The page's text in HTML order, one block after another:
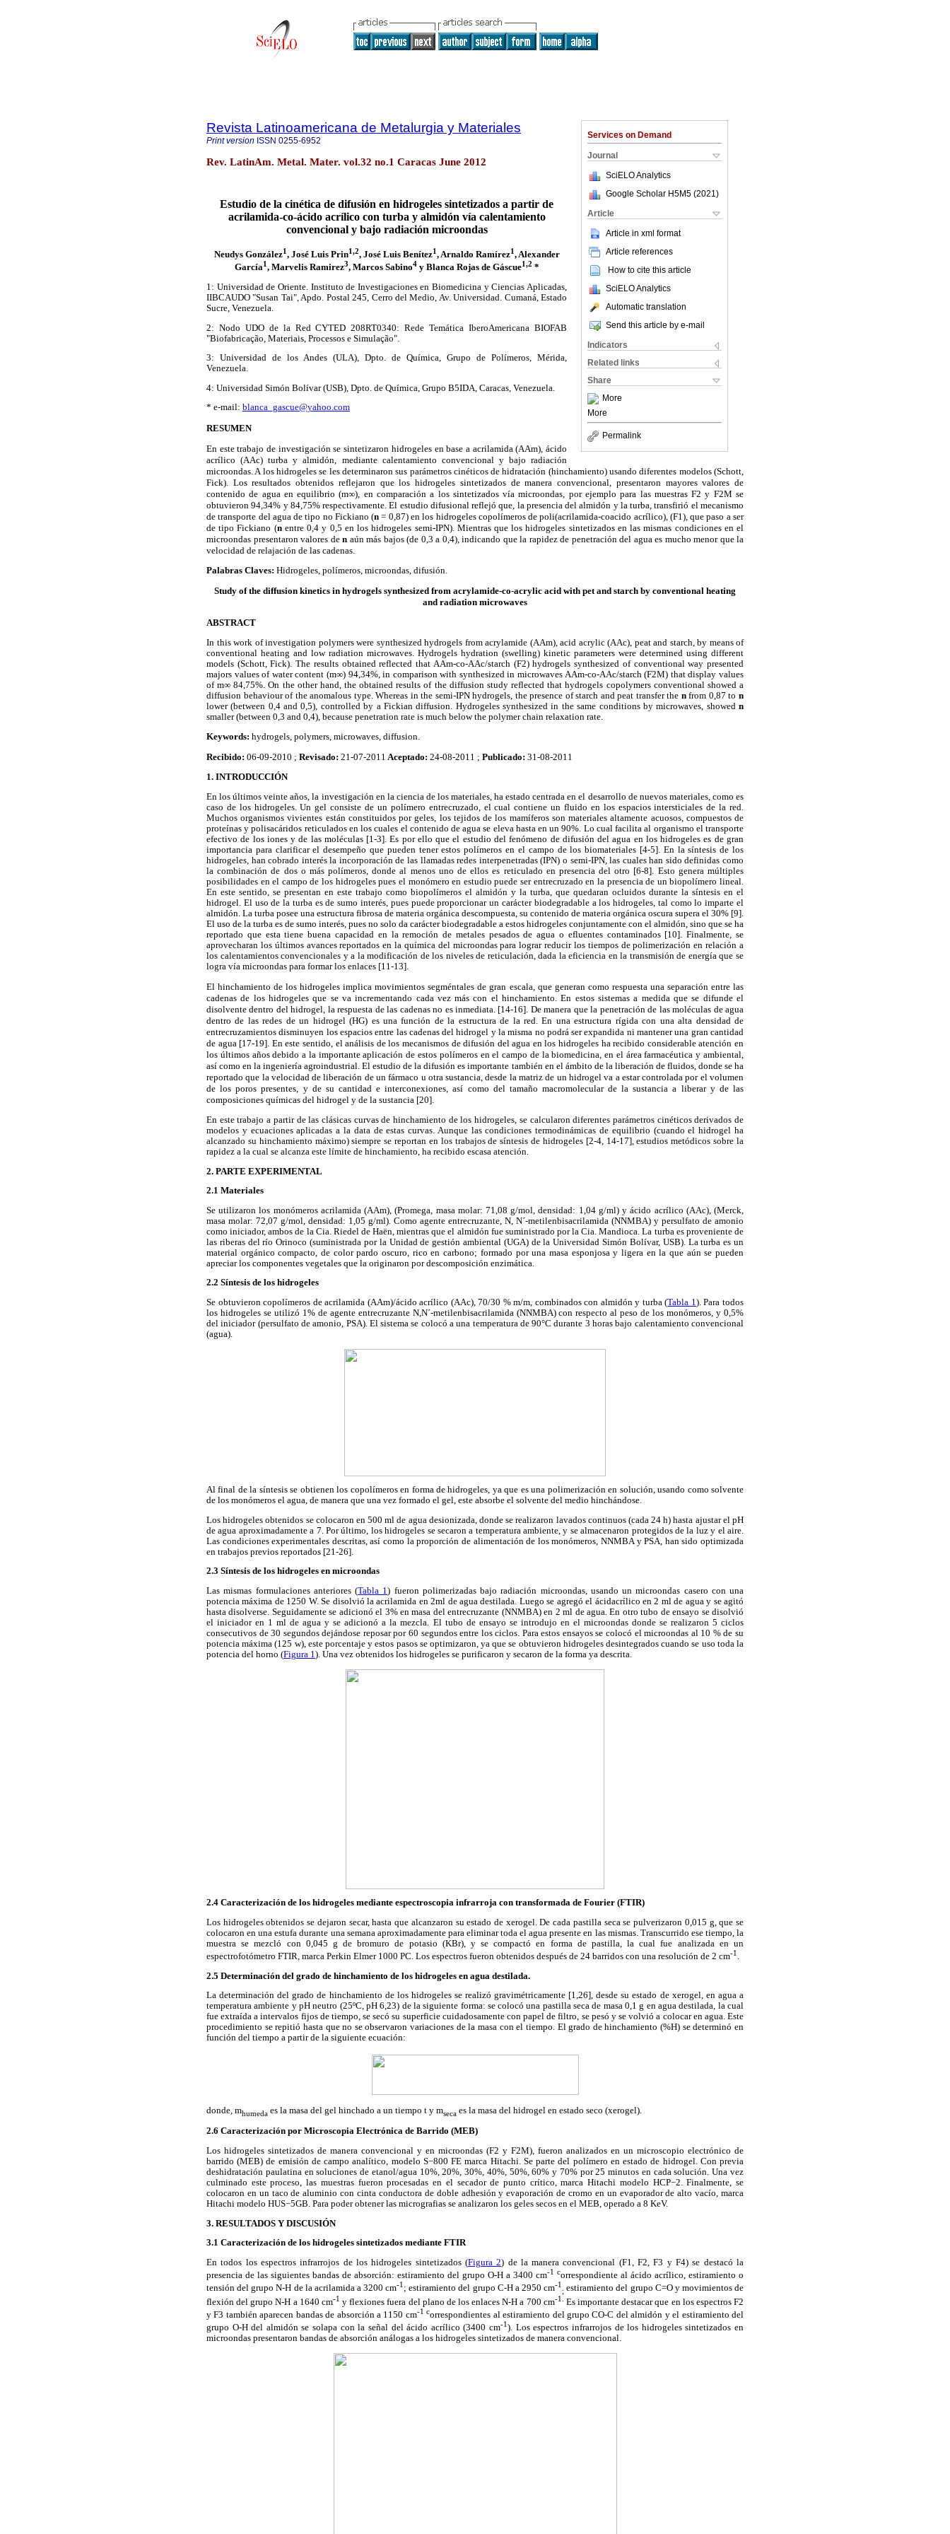
Services on Demand
Journal
SciELO Analytics
Google Scholar H5M5 (2021 )
Article
Article in xml format
Article references
How to cite this article
SciELO Analytics
Automatic translation
Send this article by e-mail
Indicators
Related links
Share
More
More
Permalink
Revista Latinoamericana de Metalurgia y Materiales
Print version ISSN 0255-6952
Rev. LatinAm. Metal. Mater. vol.32 no.1 Caracas June 2012
Estudio de la cinética de difusión en hidrogeles sintetizados a partir de
acrilamida-co-ácido acrílico con turba y almidón vía calentamiento
convencional y bajo radiación microondas
Neudys González1 , José Luis Prin1,2, José Luis Benítez1 , Arnaldo Ramírez1 , Alexander
García1 , Marvelis Ramirez3, Marcos Sabino4y Blanca Rojas de Gáscue1,2 *
1: Universidad de Oriente. Instituto de Investigaciones en Biomedicina y Ciencias Aplicadas,
IIBCAUDO "Susan Tai", Apdo. Postal 245, Cerro del Medio, Av. Universidad. Cumaná, Estado
Sucre, Venezuela.
2: Nodo UDO de la Red CYTED 208RT0340: Rede Temática IberoAmericana BIOFAB
"Biofabricação, Materiais, Processos e Simulação".
3: Universidad de los Andes (ULA), Dpto. de Química, Grupo de Polímeros, Mérida,
Venezuela.
4: Universidad Simón Bolívar (USB), Dpto. de Química, Grupo B5IDA, Caracas, Venezuela.
* e-mail: blanca_gascue@yahoo.com
RESUMEN
En este trabajo de investigación se sintetizaron hidrogeles en base a acrilamida (AAm), ácido
acrílico (AAc) turba y almidón, mediante calentamiento convencional y bajo radiación
microondas. A los hidrogeles se les determinaron sus parámetros cinéticos de hidratación (hinchamiento) usando diferentes modelos (Schott,
Fick). Los resultados obtenidos reflejaron que los hidrogeles sintetizados de manera convencional, presentaron mayores valores de
contenido de agua en equilibrio (m∞), en comparación a los sintetizados vía microondas, por ejemplo para las muestras F2 y F2M se
obtuvieron 94,34% y 84,75% respectivamente. El estudio difusional reflejó que, la presencia del almidón y la turba, transfirió el mecanismo
de transporte del agua de tipo no Fickiano (n= 0,87) en los hidrogeles copolímeros de poli(acrilamida-coacido acrílico), (F1), que paso a ser
de tipo Fickiano (n entre 0,4 y 0,5 en los hidrogeles semi-IPN). Mientras que los hidrogeles sintetizados en las mismas condiciones en el
microondas presentaron valores de n aún más bajos (de 0,3 a 0,4), indicando que la rapidez de penetración del agua es mucho menor que la
velocidad de relajación de las cadenas.
Palabras Claves: Hidrogeles, polímeros, microondas, difusión.
Study of the diffusion kinetics in hydrogels synthesized from acrylamide-co-acrylic acid with pet and starch by conventional heating
and radiation microwaves
ABSTRACT
In this work of investigation polymers were synthesized hydrogels from acrylamide (AAm), acid acrylic (AAc), peat and starch, by means of
conventional heating and low radiation microwaves. Hydrogels hydration (swelling) kinetic parameters were determined using different
models (Schott, Fick). The results obtained reflected that AAm-co-AAc/starch (F2) hydrogels synthesized of conventional way presented
majors values of water content (m∞) 94,34%, in comparison with synthesized in microwaves AAm-co-AAc/starch (F2M) that display values
of m∞ 84,75%. On the other hand, the obtained results of the diffusion study reflected that hydrogels copolymers conventional showed a
diffusion behaviour of the anomalous type. Whereas in the semi-IPN hydrogels, the presence of starch and peat transfer the nfrom 0,87 ton
lower (between 0,4 and 0,5), controlled by a Fickian diffusion. Hydrogeles synthesized in the same conditions by microwaves, showed n
smaller (between 0,3 and 0,4), because penetration rate is much below the polymer chain relaxation rate.
Keywords: hydrogels, polymers, microwaves, diffusion.
Recibido: 06-09-2010 ; Revisado: 21-07-2011 Aceptado: 24-08-2011 ; Publicado: 31-08-2011
1. INTRODUCCIÓN
En los últimos veinte años, la investigación en la ciencia de los materiales, ha estado centrada en el desarrollo de nuevos materiales, como es
caso de los hidrogeles. Un gel consiste de un polímero entrecruzado, el cual contiene un fluido en los espacios intersticiales de la red.
Muchos organismos vivientes están constituidos por geles, los tejidos de los mamíferos son materiales altamente acuosos, compuestos de
proteínas y polisacáridos reticulados en los cuales el contenido de agua se eleva hasta en un 90%. Lo cual facilita al organismo el transporte
efectivo de los iones y de las moléculas [1-3]. Es por ello que el estudio del fenómeno de difusión del agua en los hidrogeles es de gran
importancia para clarificar el desempeño que pueden tener estos polímeros en el campo de los biomateriales [4-5]. En la síntesis de los
hidrogeles, han cobrado interés la incorporación de las llamadas redes interpenetradas (IPN) o semi-IPN, las cuales han sido definidas como
la combinación de dos o más polímeros, donde al menos uno de ellos es reticulado en presencia del otro [6-8]. Esto genera múltiples
posibilidades en el campo de los hidrogeles pues el monómero en estudio puede ser entrecruzado en la presencia de un biopolímero lineal.
En este sentido, se presentan en este trabajo como biopolímeros el almidón y la turba, que quedaran ocluidos durante la síntesis en el
hidrogel. El uso de la turba es de sumo interés, pues puede proporcionar un carácter biodegradable a los hidrogeles, tal como lo imparte el
almidón. La turba posee una estructura fibrosa de materia orgánica descompuesta, su contenido de materia orgánica oscura supera el 30% [9].
El uso de la turba es de sumo interés, pues no solo da carácter biodegradable a estos hidrogeles conjuntamente con el almidón, sino que se ha
reportado que esta tiene buena capacidad en la remoción de metales pesados de agua o efluentes contaminados [10]. Finalmente, se
aprovecharan los últimos avances reportados en la química del microondas para lograr reducir los tiempos de polimerización en relación a
los calentamientos convencionales y a la modificación de los niveles de reticulación, dada la eficiencia en la transmisión de energía que se
logra vía microondas para formar los enlaces [11-13].
El hinchamiento de los hidrogeles implica movimientos segméntales de gran escala, que generan como respuesta una separación entre las
cadenas de los hidrogeles que se va incrementando cada vez más con el hinchamiento. En estos sistemas a medida que se difunde el
disolvente dentro del hidrogel, la respuesta de las cadenas no es inmediata. [14-16]. De manera que la penetración de las moléculas de agua
dentro de las redes de un hidrogel (HG) es una función de la estructura de la red. En una estructura rígida con una alta densidad de
entrecruzamientos disminuyen los espacios entre las cadenas del hidrogel y la misma no podrá ser expandida ni mantener una gran cantidad
de agua [17-19]. En este sentido, el análisis de los mecanismos de difusión del agua en los hidrogeles ha recibido considerable atención en
los últimos años debido a la importante aplicación de estos polímeros en el campo de la biomedicina, en el área farmacéutica y ambiental,
así como en la ingeniería agroindustrial. El estudio de la difusión es importante también en el ámbito de la liberación de fluidos, donde se ha
reportado que la velocidad de liberación de un fármaco u otra sustancia, desde la matriz de un hidrogel va a estar controlada por el volumen
de los poros presentes, y de su cantidad e interconexiones, así como del tamaño macromolecular de la sustancia a liberar y de las
composiciones químicas del hidrogel y de la sustancia [20].
En este trabajo a partir de las clásicas curvas de hinchamiento de los hidrogeles, se calcularon diferentes parámetros cinéticos derivados de
modelos y ecuaciones aplicadas a la data de estas curvas. Aunque las condiciones termodinámicas de equilibrio (cuando el hidrogel ha
alcanzado su hinchamiento máximo) siempre se reportan en los trabajos de síntesis de hidrogeles [2-4, 14-17], estudios metódicos sobre la
rapidez a la cual se alcanza este límite de hinchamiento, ha recibido escasa atención.
2. PARTE EXPERIMENTAL
2.1 Materiales
Se utilizaron los monómeros acrilamida (AAm), (Promega, masa molar: 71,08 g/mol, densidad: 1,04 g/ml) y ácido acrílico (AAc), (Merck,
masa molar: 72,07 g/mol, densidad: 1,05 g/ml). Como agente entrecruzante, N, N´-metilenbisacrilamida (NNMBA) y persulfato de amonio
como iniciador, ambos de la Cia. Riedel de Haën, mientras que el almidón fue suministrado por la Cia. Mandioca. La turba es proveniente de
las riberas del río Orinoco (suministrada por la Unidad de gestión ambiental (UGA) de la Universidad Simón Bolívar, USB). La turba es un
material orgánico compacto, de color pardo oscuro, rico en carbono; formado por una masa esponjosa y ligera en la que aún se pueden
apreciar los componentes vegetales que la originaron por descomposición enzimática.
2.2 Síntesis de los hidrogeles
Se obtuvieron copolímeros de acrilamida (AAm)/ácido acrílico (AAc), 70/30 % m/m, combinados con almidón y turba (Tabla 1). Para todos
los hidrogeles se utilizó 1% de agente entrecruzante N,N´-metilenbisacrilamida (NNMBA) con respecto al peso de los monómeros, y 0,5%
del iniciador (persulfato de amonio, PSA). El sistema se colocó a una temperatura de 90°C durante 3 horas bajo calentamiento convencional
(agua).
Al final de la síntesis se obtienen los copolímeros en forma de hidrogeles, ya que es una polimerización en solución, usando como solvente
de los monómeros el agua, de manera que una vez formado el gel, este absorbe el solvente del medio hinchándose.
Los hidrogeles obtenidos se colocaron en 500 ml de agua desionizada, donde se realizaron lavados continuos (cada 24 h) hasta ajustar el pH
de agua aproximadamente a 7. Por último, los hidrogeles se secaron a temperatura ambiente, y se almacenaron protegidos de la luz y el aire.
Las condiciones experimentales descritas, así como la proporción de alimentación de los monómeros, NNMBA y PSA, han sido optimizada
en trabajos previos reportados [21-26].
2.3 Síntesis de los hidrogeles en microondas
Las mismas formulaciones anteriores (Tabla 1) fueron polimerizadas bajo radiación microondas, usando un microondas casero con una
potencia máxima de 1250 W. Se disolvió la acrilamida en 2ml de agua destilada. Luego se agregó el ácidacrílico en 2 ml de agua y se agitó
hasta disolverse. Seguidamente se adicionó el 3% en masa del entrecruzante (NNMBA) en 2 ml de agua. En otro tubo de ensayo se disolvió
el iniciador en 1 ml de agua y se adicionó a la mezcla. El tubo de ensayo se introdujo en el microondas donde se realizaron 5 ciclos
consecutivos de 30 segundos dejándose reposar por 60 segundos entre los ciclos. Para estos ensayos se colocó el microondas al 10 % de su
potencia máxima (125 w), este porcentaje y estos pasos se optimizaron, ya que se obtuvieron hidrogeles desintegrados cuando se uso toda la
potencia del horno (Figura 1). Una vez obtenidos los hidrogeles se purificaron y secaron de la forma ya descrita.
2.4 Caracterización de los hidrogeles mediante espectroscopia infrarroja con transformada de Fourier (FTIR)
Los hidrogeles obtenidos se dejaron secar, hasta que alcanzaron su estado de xerogel. De cada pastilla seca se pulverizaron 0,015 g, que se
colocaron en una estufa durante una semana aproximadamente para eliminar toda el agua presente en las mismas. Transcurrido ese tiempo, la
muestra se mezcló con 0,045 g de bromuro de potasio (KBr), y se compactó en forma de pastilla, la cual fue analizada en un
espectrofotómetro FTIR, marca Perkin Elmer 1000 PC. Los espectros fueron obtenidos después de 24 barridos con una resolución de 2 cm-1 .
2.5 Determinación del grado de hinchamiento de los hidrogeles en agua destilada.
La determinación del grado de hinchamiento de los hidrogeles se realizó gravimétricamente [1,26], desde su estado de xerogel, en agua a
temperatura ambiente y pH neutro (25ºC, pH 6,23) de la siguiente forma: se colocó una pastilla seca de masa 0,1 g en agua destilada, la cual
fue extraída a intervalos fijos de tiempo, se secó su superficie cuidadosamente con papel de filtro, se pesó y se volvió a colocar en agua. Este
procedimiento se repitió hasta que no se observaron variaciones de la masa con el tiempo. El grado de hinchamiento (%H) se determinó en
función del tiempo a partir de la siguiente ecuación:
donde, mhumeda es la masa del gel hinchado a un tiempo t y mseca es la masa del hidrogel en estado seco (xerogel).
2.6 Caracterización por Microscopia Electrónica de Barrido (MEB)
Los hidrogeles sintetizados de manera convencional y en microondas (F2 y F2M), fueron analizados en un microscopio electrónico de
barrido (MEB) de emisión de campo analítico, modelo S−800 FE marca Hitachi. Se parte del polímero en estado de hidrogel. Con previa
deshidratación paulatina en soluciones de etanol/agua 10%, 20%, 30%, 40%, 50%, 60% y 70% por 25 minutos en cada solución. Una vez
culminado este proceso, las muestras fueron procesadas en el secador de punto crítico, marca Hitachi modelo HCP−2. Finalmente, se
colocaron en un taco de aluminio con cinta conductora de doble adhesión y evaporación de cromo en un evaporador de alto vacío, marca
Hitachi modelo HUS−5GB. Para poder obtener las micrografias se analizaron los geles secos en el MEB, operado a 8 KeV.
3. RESULTADOS Y DISCUSIÓN
3.1 Caracterización de los hidrogeles sintetizados mediante FTIR
En todos los espectros infrarrojos de los hidrogeles sintetizados (Figura 2) de la manera convencional (F1, F2, F3 y F4) se destacó la
presencia de las siguientes bandas de absorción: estiramiento del grupo O-H a 3400 cm-1 correspondiente al ácido acrílico, estiramiento o
tensión del grupo N-H de la acrilamida a 3200 cm-1 ; estiramiento del grupo C-H a 2950 cm-1
; estiramiento del grupo C=O y movimientos de
flexión del grupo N-H a 1640 cm-1 y flexiones fuera del plano de los enlaces N-H a 700 cm-1. Es importante destacar que en los espectros F2
y F3 también aparecen bandas de absorción a 1150 cm-1 correspondientes al estiramiento del grupo CO-C del almidón y el estiramiento del
grupo O-H del almidón se solapa con la señal del ácido acrílico (3400 cm-1). Los espectros infrarrojos de los hidrogeles sintetizados en
microondas presentaron bandas de absorción análogas a los hidrogeles sintetizados de manera convencional.